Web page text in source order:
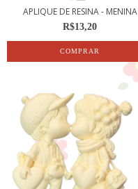
APLIQUE DE RESINA - MENINA
R$13,20